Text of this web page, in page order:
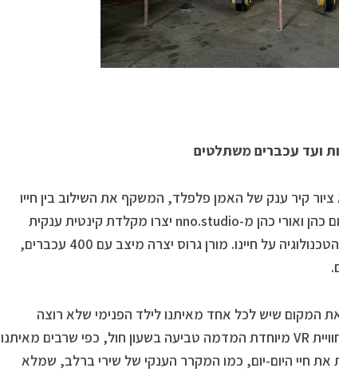
ועד עכברים משתלטים
ציור קיר ענק של האמן פלפלד, המשקף את השילוב בין חייו
האישיים לעבודתו. כמו כן, האמנים נטע שלום כהן ואורי כהן מ-nno.studio יצרו מקלדת קינטית ענקית
המרחפת מעל החלל ומסמלת את השפעת הטכנולוגיה על חיינו. מורן גרוס יצרה מיצב עם 400 עכברים,
המקום שיש לכל אחד מאיתנו לילד הפנימי שלא רוצה
להתבגר. האחים תמר ואלון אקהויז מציגים חוויית VR מיוחדת המדמה טביעה בשעון חול, כפי שרבים מאיתנו
את חיי היום-יום, כמו המקרר הענקי של שירי ברלב, שמלא